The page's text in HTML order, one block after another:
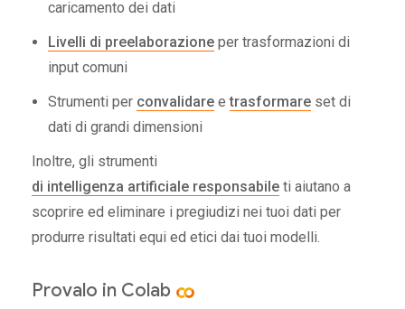
caricamento dei dati
Livelli di preelaborazione per trasformazioni di
input comuni
Strumenti per convalidare etrasformare set di
dati di grandi dimensioni
Inoltre, gli strumenti
di intelligenza artificiale responsabile ti aiutano a
scoprire ed eliminare i pregiudizi nei tuoi dati per
produrre risultati equi ed etici dai tuoi modelli.
Provalo in Colab